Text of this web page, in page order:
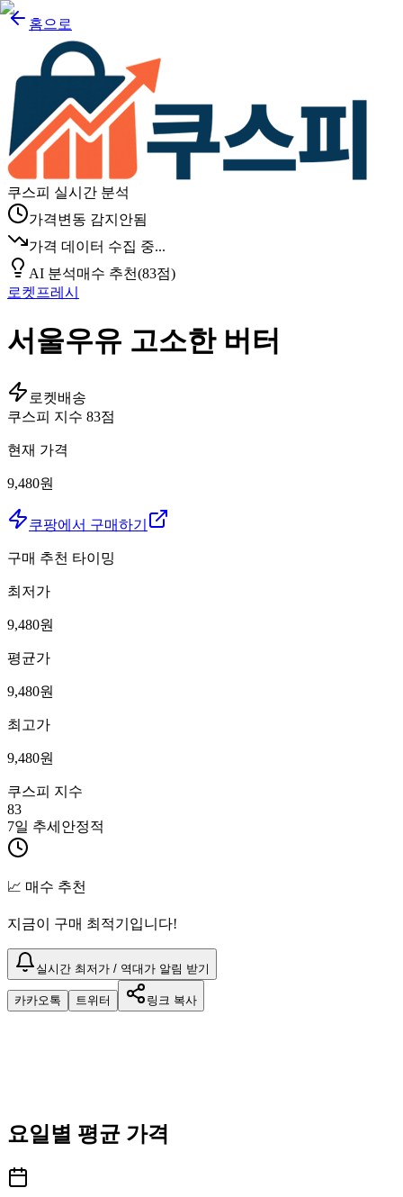
홈으로
쿠스피 실시간 분석
가격변동 감지안됨
가격 데이터 수집 중...
AI 분석매수 추천(83점)
로켓프레시
서울우유 고소한 버터
로켓배송
쿠스피 지수 83점
현재 가격
9,480원
쿠팡에서 구매하기
구매 추천 타이밍
최저가
9,480원
평균가
9,480원
최고가
9,480원
쿠스피 지수
83
7일 추세 안정적
📈 매수 추천
지금이 구매 최적기입니다!
실시간 최저가 / 역대가 알림 받기
카카오톡 트위터 링크 복사
요일별 평균 가격